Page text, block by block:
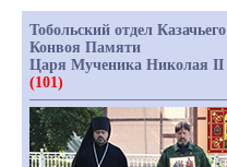
Тобольский отдел Казачьего
Конвоя Памяти
Царя Мученика Николая II
(101)